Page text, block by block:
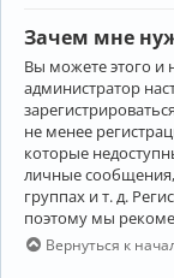
Зачем мне
Вы можете этого и
администратор
не менее
которые
личные
группах и т. д.
поэтому мы
Вернуться к